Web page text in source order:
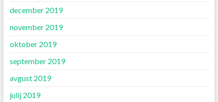
december 2019
november 2019
oktober 2019
september 2019
avgust 2019
julij 2019